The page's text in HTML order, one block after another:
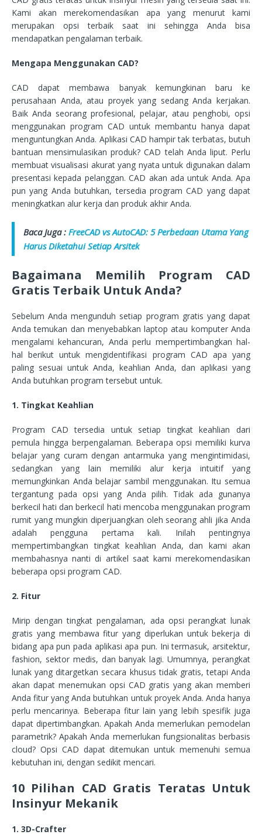
Kami akan merekomendasikan apa yang menurut kami
merupakan opsi terbaik saat ini sehingga Anda bisa
mendapatkan pengalaman terbaik.
Mengapa Menggunakan CAD?
CAD dapat membawa banyak kemungkinan baru ke
perusahaan Anda, atau proyek yang sedang Anda kerjakan.
Baik Anda seorang profesional, pelajar, atau penghobi, opsi
menggunakan program CAD untuk membantu hanya dapat
menguntungkan Anda. Aplikasi CAD hampir tak terbatas, butuh
bantuan mensimulasikan produk? CAD telah Anda liput. Perlu
membuat visualisasi akurat yang nyata untuk digunakan dalam
presentasi kepada pelanggan. CAD akan ada untuk Anda. Apa
pun yang Anda butuhkan, tersedia program CAD yang dapat
meningkatkan alur kerja dan produk akhir Anda.
Baca Juga : FreeCAD vs AutoCAD: 5 Perbedaan Utama Yang
Harus Diketahui Setiap Arsitek
Bagaimana Memilih Program CAD
Gratis Terbaik Untuk Anda?
Sebelum Anda mengunduh setiap program gratis yang dapat
Anda temukan dan menyebabkan laptop atau komputer Anda
mengalami kehancuran, Anda perlu mempertimbangkan hal-
hal berikut untuk mengidentifikasi program CAD apa yang
paling sesuai untuk Anda, keahlian Anda, dan aplikasi yang
Anda butuhkan program tersebut untuk.
1. Tingkat Keahlian
Program CAD tersedia untuk setiap tingkat keahlian dari
pemula hingga berpengalaman. Beberapa opsi memiliki kurva
belajar yang curam dengan antarmuka yang mengintimidasi,
sedangkan yang lain memiliki alur kerja intuitif yang
memungkinkan Anda belajar sambil menggunakan. Itu semua
tergantung pada opsi yang Anda pilih. Tidak ada gunanya
berkecil hati dan berkecil hati mencoba menggunakan program
rumit yang mungkin diperjuangkan oleh seorang ahli jika Anda
adalah pengguna pertama kali. Inilah pentingnya
mempertimbangkan tingkat keahlian Anda, dan kami akan
membahasnya nanti di artikel saat kami merekomendasikan
beberapa opsi program CAD.
2. Fitur
Mirip dengan tingkat pengalaman, ada opsi perangkat lunak
gratis yang membawa fitur yang diperlukan untuk bekerja di
bidang apa pun pada aplikasi apa pun. Ini termasuk, arsitektur,
fashion, sektor medis, dan banyak lagi. Umumnya, perangkat
lunak yang ditargetkan secara khusus tidak gratis, tetapi Anda
akan dapat menemukan opsi CAD gratis yang akan memberi
Anda fitur yang Anda butuhkan untuk proyek Anda. Anda hanya
perlu mencarinya. Beberapa fitur lain yang lebih spesifik juga
dapat dipertimbangkan. Apakah Anda memerlukan pemodelan
parametrik? Apakah Anda memerlukan fungsionalitas berbasis
cloud? Opsi CAD dapat ditemukan untuk memenuhi semua
kebutuhan ini, dengan sedikit mencari.
10 Pilihan CAD Gratis Teratas Untuk
Insinyur Mekanik
1. 3D-Crafter